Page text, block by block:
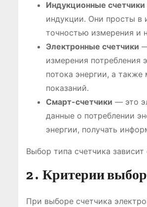
Индукционные счетчики
индукции․ Они просты в
точностью измерения и
Электронные счетчики
измерения потребления
потока энергии, а
показаний․
Смарт-счетчики — это
данные о потреблении
энергии, получать
Выбор типа счетчика
2․ Критерии
При выборе счетчика